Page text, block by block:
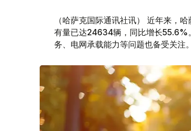
（哈萨克国际通讯社讯） 近年来，
有量已达24634辆，同比增长55.6%
务、电网承载能力等问题也备受关注。